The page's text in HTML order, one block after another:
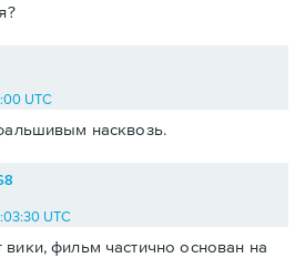
UTC
насквозь.
UTC
вики, фильм частично основан на